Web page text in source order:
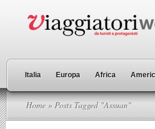
Italia Europa Africa
Home » Posts Tagged "Assuan"